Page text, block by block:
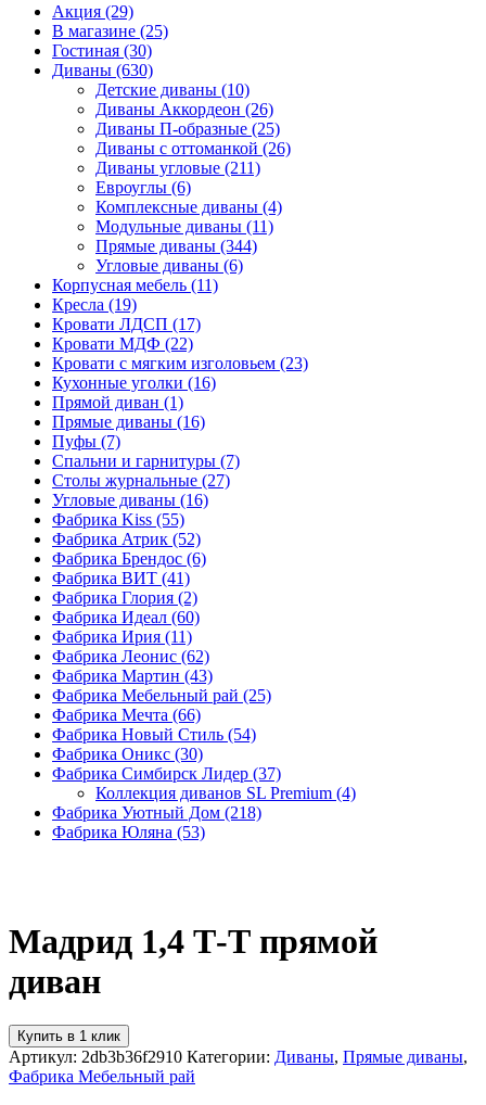
Акция (29)
В магазине (25)
Гостиная (30)
Диваны (630)
Детские диваны (10)
Диваны Аккордеон (26)
Диваны П-образные (25)
Диваны с оттоманкой (26)
Диваны угловые (211)
Евроуглы (6)
Комплексные диваны (4)
Модульные диваны (11)
Прямые диваны (344)
Угловые диваны (6)
Корпусная мебель (11)
Кресла (19)
Кровати ЛДСП (17)
Кровати МДФ (22)
Кровати с мягким изголовьем (23)
Кухонные уголки (16)
Прямой диван (1)
Прямые диваны (16)
Пуфы (7)
Спальни и гарнитуры (7)
Столы журнальные (27)
Угловые диваны (16)
Фабрика Kiss (55)
Фабрика Атрик (52)
Фабрика Брендос (6)
Фабрика ВИТ (41)
Фабрика Глория (2)
Фабрика Идеал (60)
Фабрика Ирия (11)
Фабрика Леонис (62)
Фабрика Мартин (43)
Фабрика Мебельный рай (25)
Фабрика Мечта (66)
Фабрика Новый Стиль (54)
Фабрика Оникс (30)
Фабрика Симбирск Лидер (37)
Коллекция диванов SL Premium (4)
Фабрика Уютный Дом (218)
Фабрика Юляна (53)
Мадрид 1,4 Т-Т прямой
диван
Купить в 1 клик
Артикул: 2db3b36f2910 Категории: Диваны, Прямые диваны,
Фабрика Мебельный рай